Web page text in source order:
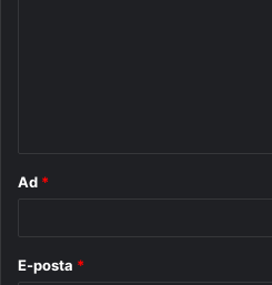
Ad *
E-posta *